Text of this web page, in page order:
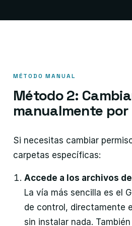
MÉTODO MANUAL
Método 2:
manualmente por
Si necesitas cambiar
carpetas específicas:
Accede a los archivos
La vía más sencilla es el
de control, directamente
sin instalar nada.